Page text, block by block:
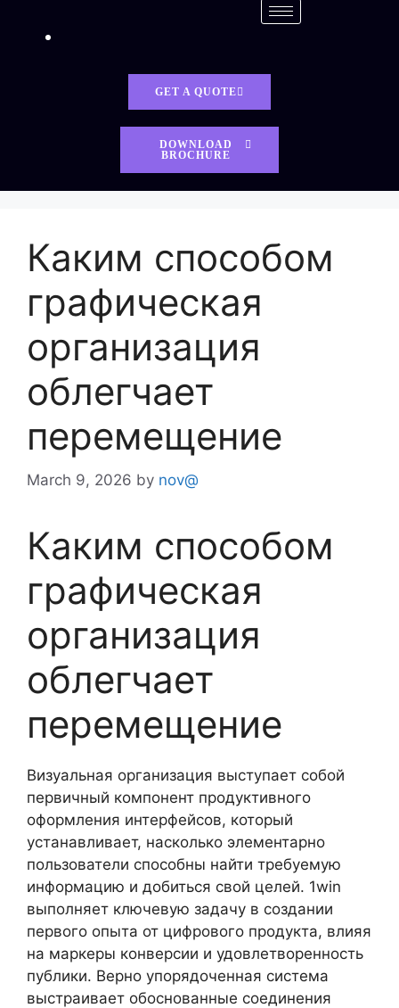
GET A QUOTE
DOWNLOAD
BROCHURE
Каким способом
графическая
организация
облегчает
перемещение
March 9, 2026 by nov@
Каким способом
графическая
организация
облегчает
перемещение
Визуальная организация выступает собой
первичный компонент продуктивного
оформления интерфейсов, который
устанавливает, насколько элементарно
пользователи способны найти требуемую
информацию и добиться свой целей. 1win
выполняет ключевую задачу в создании
первого опыта от цифрового продукта, влияя
на маркеры конверсии и удовлетворенность
публики. Верно упорядоченная система
выстраивает обоснованные соединения